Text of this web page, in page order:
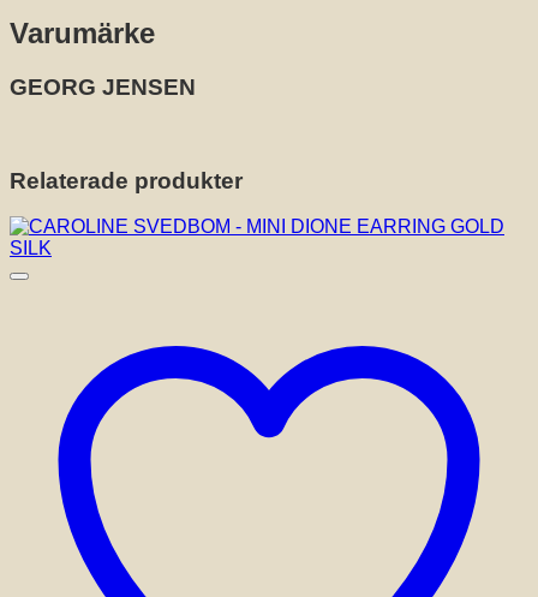
Varumärke
GEORG JENSEN
Relaterade produkter